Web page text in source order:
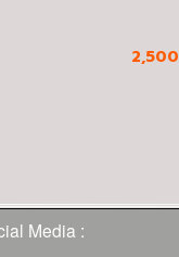
2,500
Media :